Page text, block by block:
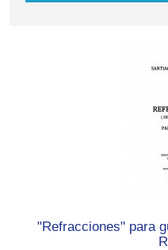
"Refracciones" para